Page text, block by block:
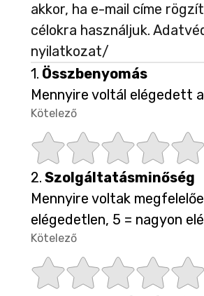
akkor, ha e-mail címe
célokra használjuk.
nyilatkozat/
1. Kérdés
1.
Összbenyomás
Mennyire voltál elégedett
Kötelező
Kötelező.
C
s
i
l
C
s
i
l
C
s
l
C
s
l
C
s
l
2. Kérdés
2.
Szolgáltatásminőség
Mennyire voltak
elégedetlen, 5 = nagyon
Kötelező
Kötelező.
C C C C C